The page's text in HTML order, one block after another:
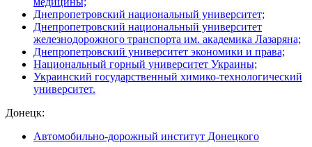
Днепропетровский национальный университет;
Днепропетровский национальный университет
железнодорожного транспорта им. академика Лазаряна;
Днепропетровский университет экономики и права;
Национальный горный университет Украины;
Украинский государственный химико-технологический
университет.
Донецк:
Автомобильно-дорожный институт Донецкого